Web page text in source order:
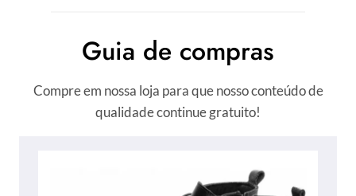
Guia de compras
Compre em nossa loja para que nosso conteúdo de
qualidade continue gratuito!